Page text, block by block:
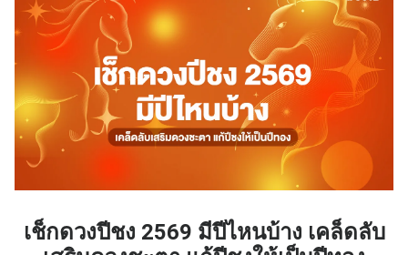
เช็กดวงปีชง 2569 มีปีไหนบ้าง เคล็ดลับ